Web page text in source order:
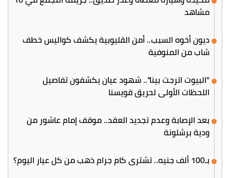
مشاهد
ديون أخوه السبب.. أمن القليوبية يكشف كواليس خطف
شاب من المنوفية
"البيوت اترجت بينا".. شهود عيان يكشفون تفاصيل
اللحظات الأولى لحريق قويسنا
بعد الإصابة وعدم تجديد العقد.. موقف إمام عاشور من
ودية برشلونة
بـ100 ألف جنيه.. تشتري كام جرام ذهب من كل عيار اليوم؟